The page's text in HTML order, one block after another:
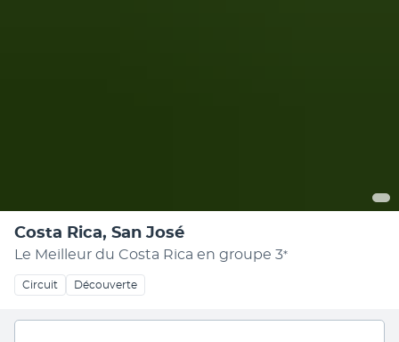
Costa Rica, San José
Le Meilleur du Costa Rica en groupe 3*
Circuit Découverte